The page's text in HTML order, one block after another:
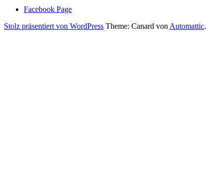
Facebook Page
Stolz präsentiert von WordPress Theme: Canard von Automattic.